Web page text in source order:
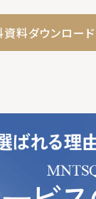
料ダウンロード